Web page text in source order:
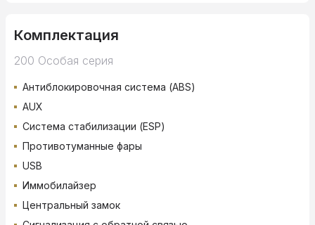
Комплектация
200 Особая серия
Антиблокировочная система (ABS)
AUX
Система стабилизации (ESP)
Противотуманные фары
USB
Иммобилайзер
Центральный замок